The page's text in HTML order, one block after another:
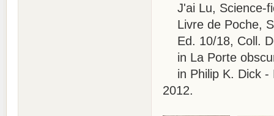
J'ai Lu, Science-
Livre de Poche,
Ed. 10/18, Coll.
in La Porte
in Philip K. Dick -
2012.